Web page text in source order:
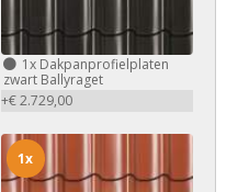
1xDakpanprofielplaten
zwart Ballyraget
+€ 2.729,00
1x